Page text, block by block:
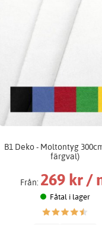
B1 Deko - Moltontyg
färgval)
Från: 269 kr /
Fåtal i lager